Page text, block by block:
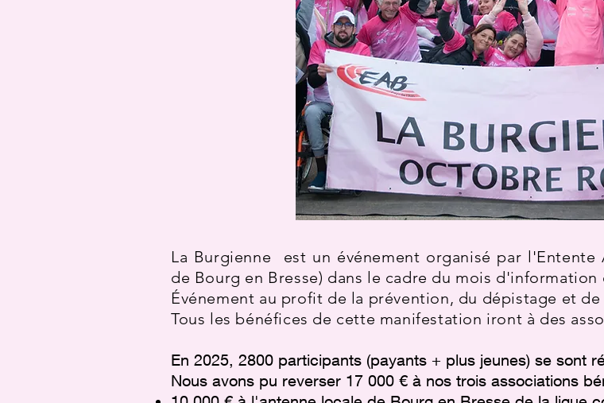
La Burgienne est un événement organisé par
de Bourg en Bresse) dans le cadre du mois
Événement au profit de la prévention, du dépistage et
Tous les bénéfices de cette manifestation iront à des
​En 2025, 2800 participants (payants + plus jeunes) se sont
Nous avons pu reverser 17 000 € à nos trois associations